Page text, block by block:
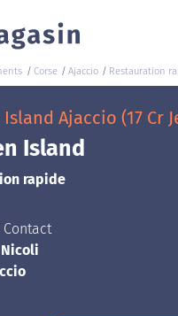
Corse Ajaccio Restauration
Ajaccio (17 Cr
Island
rapide
Contact
Nicoli